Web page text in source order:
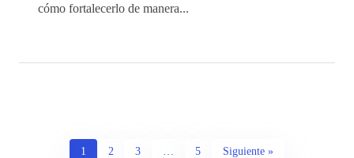
cómo fortalecerlo de manera...
1 2 3 5 Siguiente »